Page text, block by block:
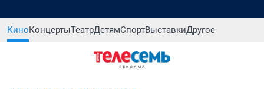
КиноКонцертыТеатрДетямСпортВыставкиДругое